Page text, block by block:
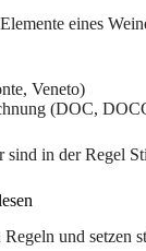
eines
Veneto)
(DOC,
sind in der Regel
und setzen